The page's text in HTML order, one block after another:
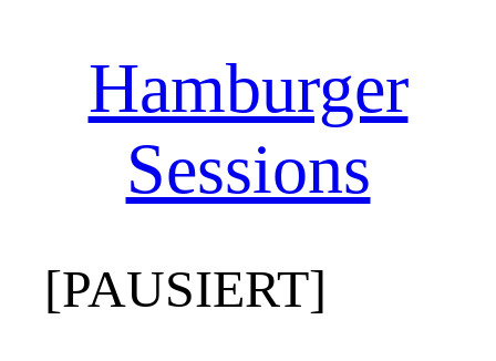
Hamburger
Sessions
[PAUSIERT]